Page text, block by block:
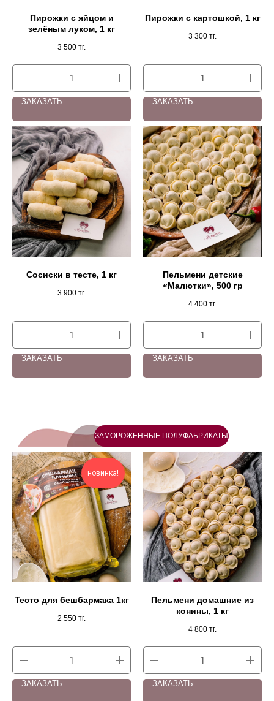
Пирожки с яйцом и
зелёным луком, 1 кг
3 500 тг.
ЗАКАЗАТЬ
Пирожки с картошкой, 1 кг
3 300 тг.
ЗАКАЗАТЬ
Сосиски в тесте, 1 кг
3 900 тг.
ЗАКАЗАТЬ
Пельмени детские
«Малютки», 500 гр
4 400 тг.
ЗАКАЗАТЬ
ЗАМОРОЖЕННЫЕ ПОЛУФАБРИКАТЫ
новинка!
Тесто для бешбармака 1кг
2 550 тг.
ЗАКАЗАТЬ
Пельмени домашние из
конины, 1 кг
4 800 тг.
ЗАКАЗАТЬ